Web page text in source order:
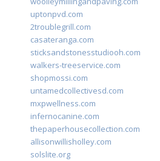
uptonpvd.com
2troublegrill.com
casateranga.com
sticksandstonesstudiooh.com
walkers-treeservice.com
shopmossi.com
untamedcollectivesd.com
mxpwellness.com
infernocanine.com
thepaperhousecollection.com
allisonwillisholley.com
solslite.org